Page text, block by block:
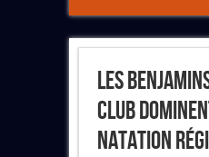
Les
Club
Natation